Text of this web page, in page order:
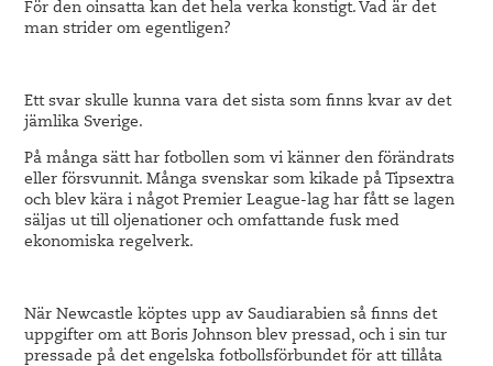
För den oinsatta kan det hela verka konstigt. Vad är det
man strider om egentligen?
Ett svar skulle kunna vara det sista som finns kvar av det
jämlika Sverige.
På många sätt har fotbollen som vi känner den förändrats
eller försvunnit. Många svenskar som kikade på Tipsextra
och blev kära i något Premier League-lag har fått se lagen
säljas ut till oljenationer och omfattande fusk med
ekonomiska regelverk.
När Newcastle köptes upp av Saudiarabien så finns det
uppgifter om att Boris Johnson blev pressad, och i sin tur
pressade på det engelska fotbollsförbundet för att tillåta